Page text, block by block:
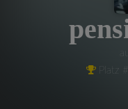
Platz